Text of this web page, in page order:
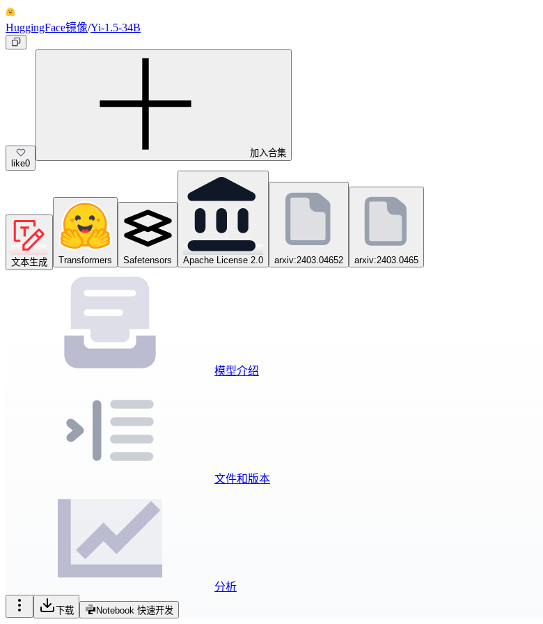
HuggingFace镜像/Yi-1.5-34B
like0
加入合集
文本生成 Transformers Safetensors Apache License 2.0 arxiv:2403.04652 arxiv:2403.0465
模型介绍
文件和版本
分析
下载 Notebook 快速开发